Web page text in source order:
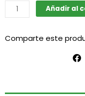
Picador
Grinder
E45
Añadir al
Comparte este